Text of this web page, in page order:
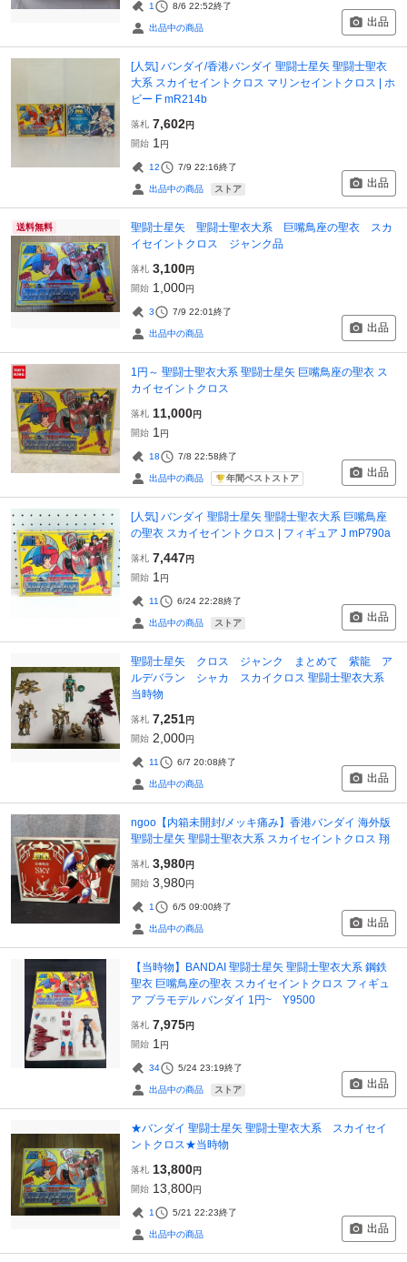
1 8/6 22:52終了
出品中の商品 出品
[人気] バンダイ/香港バンダイ 聖闘士星矢 聖闘士聖衣
大系 スカイセイントクロス マリンセイントクロス | ホ
ビー F mR214b
落札 7,602円
開始 1 円
12 7/9 22:16終了
出品中の商品 ストア 出品
送料無料
聖闘士星矢 聖闘士聖衣大系 巨嘴鳥座の聖衣 スカ
イセイントクロス ジャンク品
落札 3,100円
開始 1,000円
3 7/9 22:01終了
出品中の商品 出品
1円～ 聖闘士聖衣大系 聖闘士星矢 巨嘴鳥座の聖衣 ス
カイセイントクロス
落札 11,000円
開始 1 円
18 7/8 22:58終了
出品中の商品 年間ベストストア 出品
[人気] バンダイ 聖闘士星矢 聖闘士聖衣大系 巨嘴鳥座
の聖衣 スカイセイントクロス | フィギュア J mP790a
落札 7,447円
開始 1 円
11 6/24 22:28終了
出品中の商品 ストア 出品
聖闘士星矢 クロス ジャンク まとめて 紫龍 ア
ルデバラン シャカ スカイクロス 聖闘士聖衣大系
当時物
落札 7,251円
開始 2,000円
11 6/7 20:08終了
出品中の商品 出品
ngoo【内箱未開封/メッキ痛み】香港バンダイ 海外版
聖闘士星矢 聖闘士聖衣大系 スカイセイントクロス 翔
落札 3,980円
開始 3,980円
1 6/5 09:00終了
出品中の商品 出品
【当時物】BANDAI 聖闘士星矢 聖闘士聖衣大系 鋼鉄
聖衣 巨嘴鳥座の聖衣 スカイセイントクロス フィギュ
ア プラモデル バンダイ 1円~ Y9500
落札 7,975円
開始 1 円
34 5/24 23:19終了
出品中の商品 ストア 出品
★バンダイ 聖闘士星矢 聖闘士聖衣大系 スカイセイ
ントクロス★当時物
落札 13,800円
開始 13,800円
1 5/21 22:23終了
出品中の商品 出品